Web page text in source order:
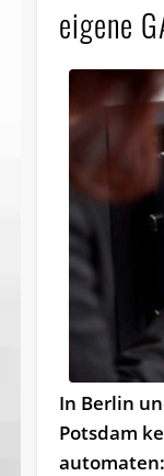
eigene
In Berlin
Potsdam